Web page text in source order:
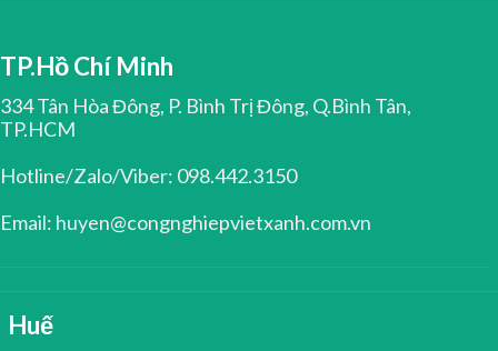
TP.Hồ Chí Minh
334 Tân Hòa Đông, P. Bình Trị Đông, Q.Bình Tân,
TP.HCM
Hotline/Zalo/Viber: 098.442.3150
Email: huyen@congnghiepvietxanh.com.vn
Huế